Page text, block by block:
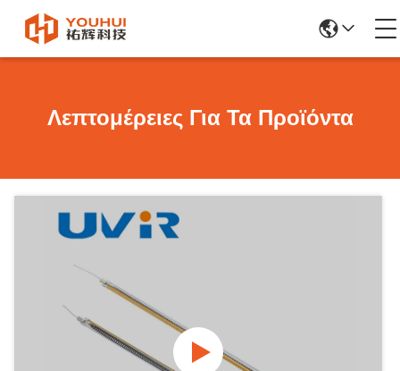
Λεπτομέρειες Για Τα Προϊόντα